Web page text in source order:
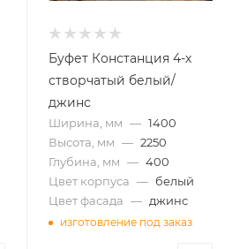
Буфет Констанция 4-х
створчатый белый/
джинс
Ширина, мм — 1400
Высота, мм — 2250
Глубина, мм — 400
Цвет корпуса — белый
Цвет фасада — джинс
изготовление под заказ